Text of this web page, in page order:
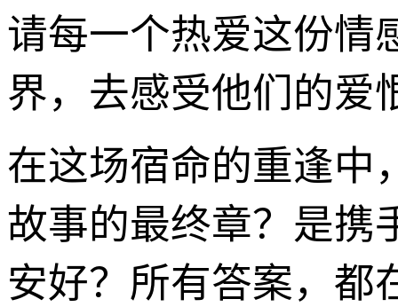
请每一个热爱这份情
界，去感受他们的爱
在这场宿命的重逢中
故事的最终章？是携
安好？所有答案，都